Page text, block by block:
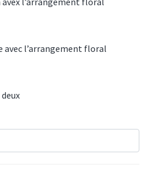
avec l’arrangement floral